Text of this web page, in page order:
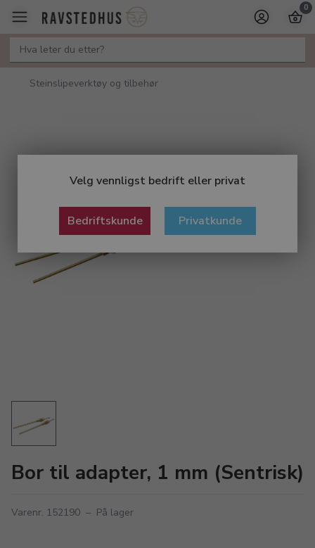
Velg vennligst bedrift eller privat
Bedriftskunde Privatkunde
0
Steinslipeverktøy og tilbehør
Bor til adapter, 1 mm (Sentrisk)
Varenr. 152190 – På lager